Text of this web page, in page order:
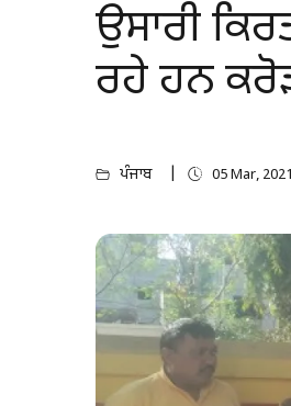
ਉਸਾਰੀ
ਰਹੇ ਹਨ
ਪੰਜਾਬ 05 Mar, 2021